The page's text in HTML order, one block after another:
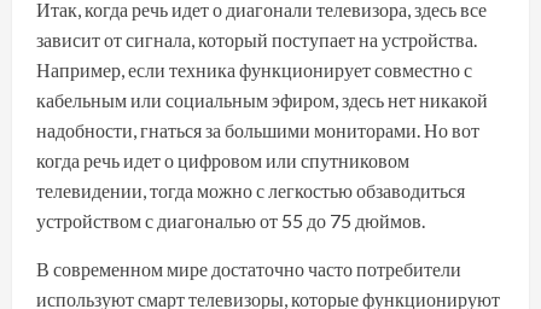
Итак, когда речь идет о диагонали телевизора, здесь все
зависит от сигнала, который поступает на устройства.
Например, если техника функционирует совместно с
кабельным или социальным эфиром, здесь нет никакой
надобности, гнаться за большими мониторами. Но вот
когда речь идет о цифровом или спутниковом
телевидении, тогда можно с легкостью обзаводиться
устройством с диагональю от 55 до 75 дюймов.
В современном мире достаточно часто потребители
используют смарт телевизоры, которые функционируют